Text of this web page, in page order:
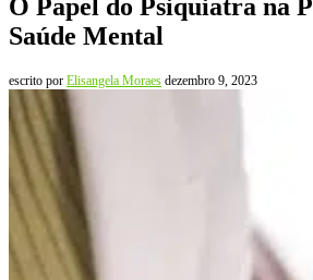
O Papel do Psiquiatra na
Saúde Mental
escrito por Elisangela Moraes dezembro 9, 2023